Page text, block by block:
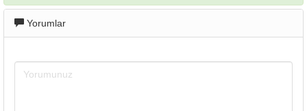
Yorumlar